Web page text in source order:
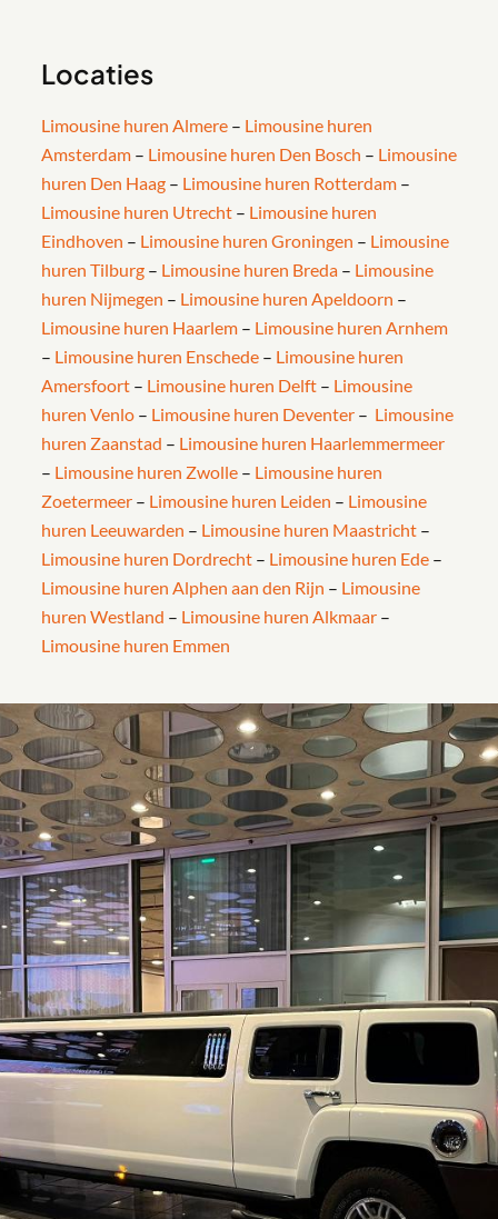
Locaties
Limousine huren Almere– Limousine huren
Amsterdam– Limousine huren Den Bosch – Limousine
huren Den Haag– Limousine huren Rotterdam–
Limousine huren Utrecht– Limousine huren
Eindhoven – Limousine huren Groningen – Limousine
huren Tilburg– Limousine huren Breda– Limousine
huren Nijmegen – Limousine huren Apeldoorn –
Limousine huren Haarlem– Limousine huren Arnhem
– Limousine huren Enschede– Limousine huren
Amersfoort– Limousine huren Delft– Limousine
huren Venlo– Limousine huren Deventer– Limousine
huren Zaanstad – Limousine huren Haarlemmermeer
– Limousine huren Zwolle– Limousine huren
Zoetermeer– Limousine huren Leiden – Limousine
huren Leeuwarden – Limousine huren Maastricht–
Limousine huren Dordrecht– Limousine huren Ede–
Limousine huren Alphen aan den Rijn – Limousine
huren Westland – Limousine huren Alkmaar–
Limousine huren Emmen